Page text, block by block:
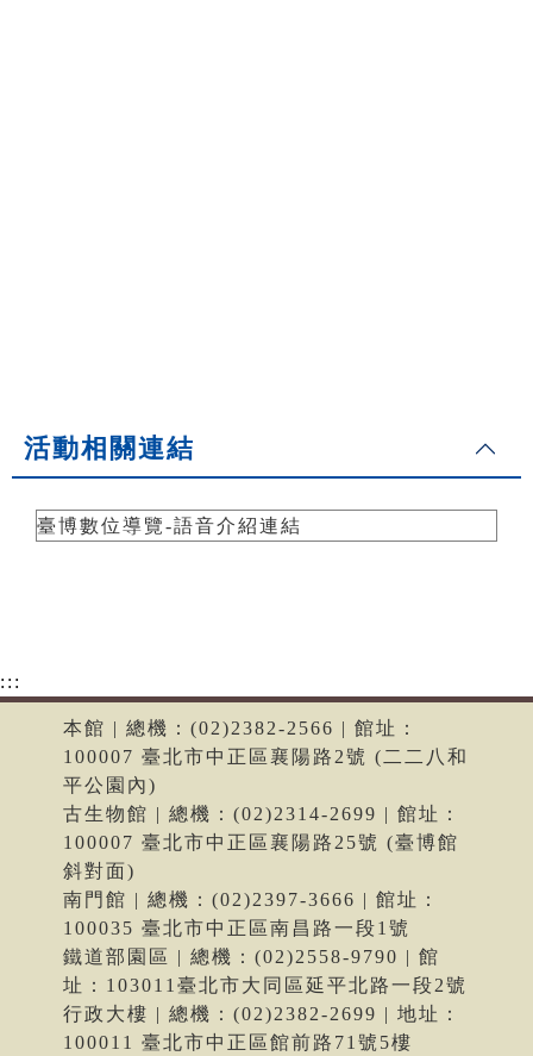
活動相關連結
臺博數位導覽-語音介紹連結
:::
本館 | 總機：(02)2382-2566 | 館址：
100007 臺北市中正區襄陽路2號 (二二八和
平公園內)
古生物館 | 總機：(02)2314-2699 | 館址：
100007 臺北市中正區襄陽路25號 (臺博館
斜對面)
南門館 | 總機：(02)2397-3666 | 館址：
100035 臺北市中正區南昌路一段1號
鐵道部園區 | 總機：(02)2558-9790 | 館
址：103011臺北市大同區延平北路一段2號
行政大樓 | 總機：(02)2382-2699 | 地址：
100011 臺北市中正區館前路71號5樓